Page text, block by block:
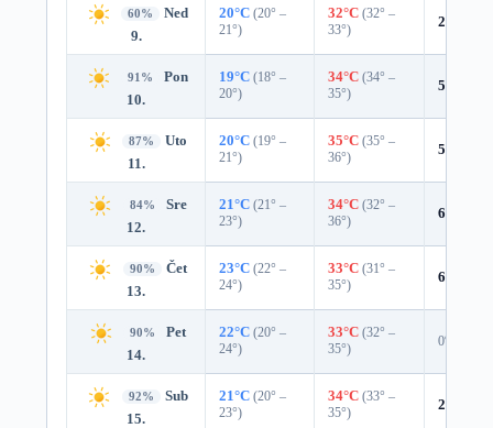
60%
Ned
9.
20°C (20° –
21°)
32°C (32° –
33°)
2%
91%
Pon
10.
19°C (18° –
20°)
34°C (34° –
35°)
5%
87%
Uto
11.
20°C (19° –
21°)
35°C (35° –
36°)
5%
84%
Sre
12.
21°C (21° –
23°)
34°C (32° –
36°)
6%
90%
Čet
13.
23°C (22° –
24°)
33°C (31° –
35°)
6%
90%
Pet
14.
22°C (20° –
24°)
33°C (32° –
35°)
0%
92%
Sub
15.
21°C (20° –
23°)
34°C (33° –
35°)
2%